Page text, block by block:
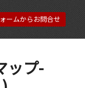
メニ
ームからお問合せ
ップ-